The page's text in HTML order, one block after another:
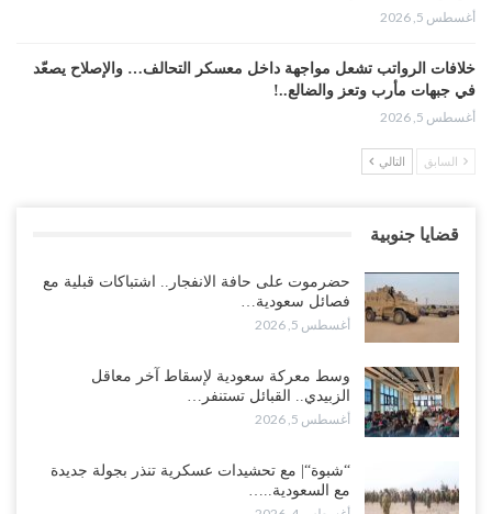
أغسطس 5, 2026
خلافات الرواتب تشعل مواجهة داخل معسكر التحالف… والإصلاح يصعّد
في جبهات مأرب وتعز والضالع..!
أغسطس 5, 2026
السعودية تُصعّد الحصار على اليمنيين.. وقرار بحرمان طلاب الشمال من
ملفات المال والنفط..!
أغسطس 5, 2026
“تقرير“| الحظر البحري يعيد رسم خرائط الشحن إلى السعودية.. ناقلات
النفط تلتف حول أفريقيا وسفن تعلن: “لا توجد شحنة…
أغسطس 4, 2026
العليمي يواجه اتهامات بصفقة نفط سرية مع شركة أمريكية.. وبيع 2.5
مليون برميل يشعل غضب حضرموت..!
السابق التالي
قضايا جنوبية
حضرموت على حافة الانفجار.. اشتباكات قبلية مع
فصائل سعودية…
أغسطس 5, 2026
وسط معركة سعودية لإسقاط آخر معاقل
الزبيدي.. القبائل تستنفر…
أغسطس 5, 2026
“شبوة“| مع تحشيدات عسكرية تنذر بجولة جديدة
مع السعودية..…